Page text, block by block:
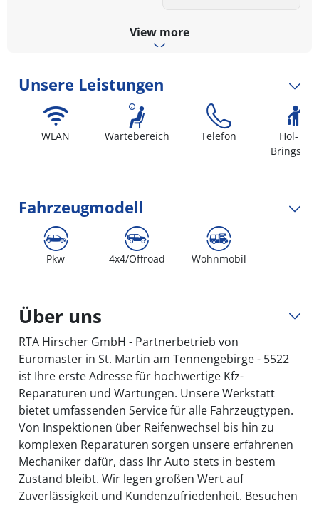
View more
Unsere Leistungen
WLAN Wartebereich Telefon
Hol-
Fahrzeugmodell
Pkw 4x4/Offroad Wohnmobil
Über uns
RTA Hirscher GmbH - Partnerbetrieb von
Euromaster in St. Martin am Tennengebirge - 5522
ist Ihre erste Adresse für hochwertige Kfz-
Reparaturen und Wartungen. Unsere Werkstatt
bietet umfassenden Service für alle Fahrzeugtypen.
Von Inspektionen über Reifenwechsel bis hin zu
komplexen Reparaturen sorgen unsere erfahrenen
Mechaniker dafür, dass Ihr Auto stets in bestem
Zustand bleibt. Wir legen großen Wert auf
Zuverlässigkeit und Kundenzufriedenheit. Besuchen